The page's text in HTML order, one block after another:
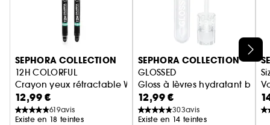
SEPHORA COLLECTION
12H COLORFUL
Crayon yeux rétractable Waterproof
12,99 €
619avis
Existe en 18 teintes
SEPHORA COLLECTION
GLOSSED
Gloss à lèvres hydratant
12,99 €
303avis
Existe en 14 teintes